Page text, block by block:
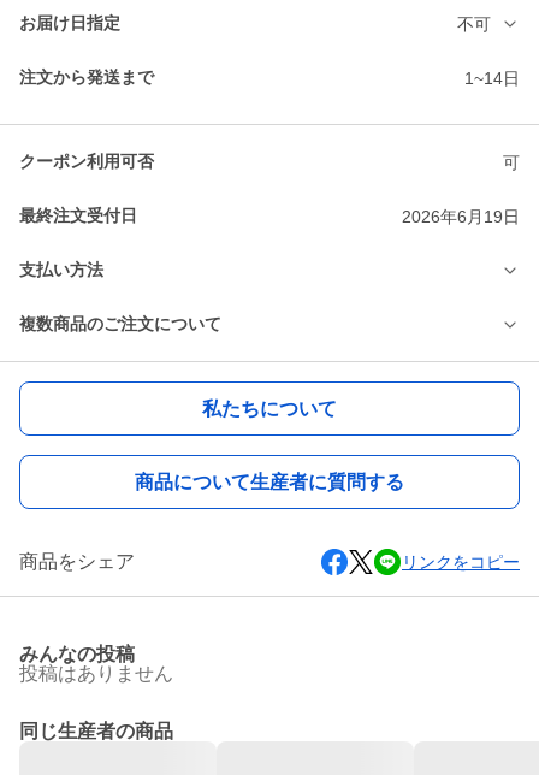
お届け日指定 不可
注文から発送まで 1~14日
クーポン利用可否 可
最終注文受付日 2026年6月19日
支払い方法
複数商品のご注文について
私たちについて
商品について生産者に質問する
商品をシェア リンクをコピー
みんなの投稿
投稿はありません
同じ生産者の商品